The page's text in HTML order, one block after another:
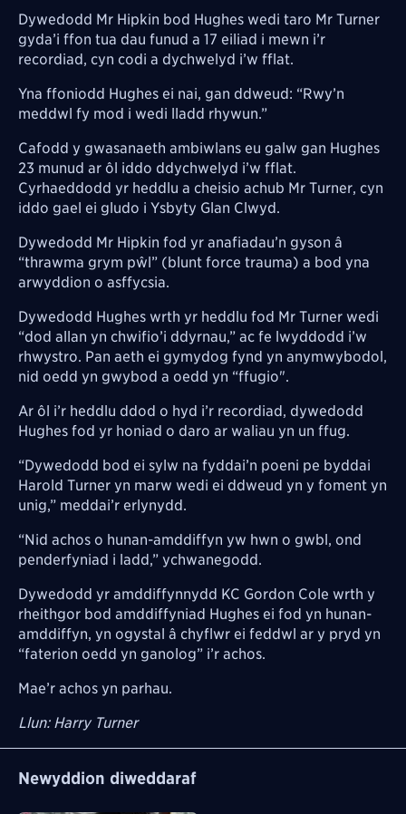
Dywedodd Mr Hipkin bod Hughes wedi taro Mr Turner
gyda’i ffon tua dau funud a 17 eiliad i mewn i’r
recordiad, cyn codi a dychwelyd i’w fflat.
Yna ffoniodd Hughes ei nai, gan ddweud: “Rwy’n
meddwl fy mod i wedi lladd rhywun.”
Cafodd y gwasanaeth ambiwlans eu galw gan Hughes
23 munud ar ôl iddo ddychwelyd i’w fflat.
Cyrhaeddodd yr heddlu a cheisio achub Mr Turner, cyn
iddo gael ei gludo i Ysbyty Glan Clwyd.
Dywedodd Mr Hipkin fod yr anafiadau’n gyson â
“thrawma grym pŵl” (blunt force trauma) a bod yna
arwyddion o asffycsia.
Dywedodd Hughes wrth yr heddlu fod Mr Turner wedi
“dod allan yn chwifio’i ddyrnau,” ac fe lwyddodd i’w
rhwystro. Pan aeth ei gymydog fynd yn anymwybodol,
nid oedd yn gwybod a oedd yn “ffugio".
Ar ôl i’r heddlu ddod o hyd i’r recordiad, dywedodd
Hughes fod yr honiad o daro ar waliau yn un ffug.
“Dywedodd bod ei sylw na fyddai’n poeni pe byddai
Harold Turner yn marw wedi ei ddweud yn y foment yn
unig,” meddai’r erlynydd.
“Nid achos o hunan-amddiffyn yw hwn o gwbl, ond
penderfyniad i ladd,” ychwanegodd.
Dywedodd yr amddiffynnydd KC Gordon Cole wrth y
rheithgor bod amddiffyniad Hughes ei fod yn hunan-
amddiffyn, yn ogystal â chyflwr ei feddwl ar y pryd yn
“faterion oedd yn ganolog” i’r achos.
Mae’r achos yn parhau.
Llun: Harry Turner
Newyddion diweddaraf